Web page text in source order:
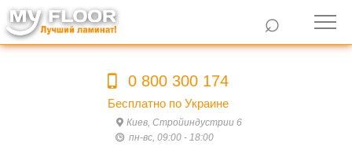
⌕
0 800 300 174
Бесплатно по Украине
Киев, Стройиндустрии 6
пн-вс, 09:00 - 18:00